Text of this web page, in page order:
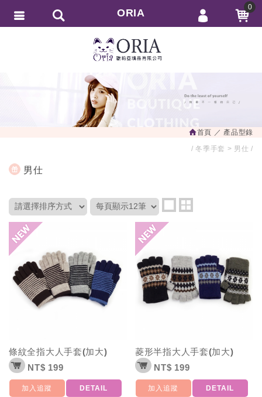
首頁
產品型錄
冬季手套
男仕
男仕
條紋全指大人手套(加大)
NT$ 199
加入追蹤 DETAIL
菱形半指大人手套(加大)
NT$ 199
加入追蹤 DETAIL
ORIA 0
會員登入
會員註冊
訂單查詢
繁體中文